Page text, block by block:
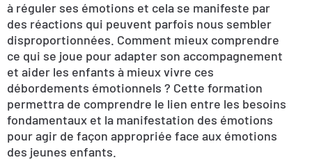
à réguler ses émotions et cela se manifeste par
des réactions qui peuvent parfois nous sembler
disproportionnées. Comment mieux comprendre
ce qui se joue pour adapter son accompagnement
et aider les enfants à mieux vivre ces
débordements émotionnels ? Cette formation
permettra de comprendre le lien entre les besoins
fondamentaux et la manifestation des émotions
pour agir de façon appropriée face aux émotions
des jeunes enfants.